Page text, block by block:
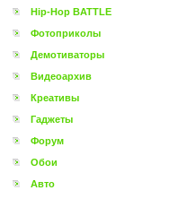
Hip-Hop BATTLE
Фотоприколы
Демотиваторы
Видеоархив
Креативы
Гаджеты
Форум
Обои
Авто